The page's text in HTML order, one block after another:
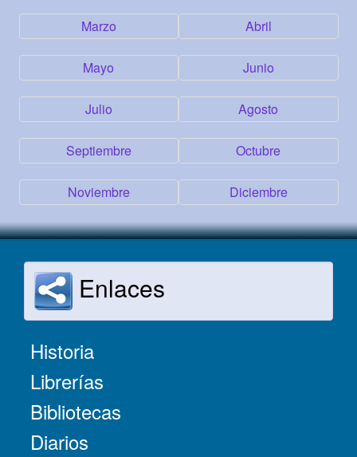
Marzo Abril
Mayo Junio
Julio Agosto
Septiembre Octubre
Noviembre Diciembre
Enlaces
Historia
Librerías
Bibliotecas
Diarios